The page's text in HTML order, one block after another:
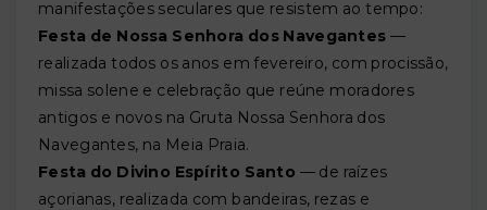
manifestações seculares que resistem ao tempo:
Festa de Nossa Senhora dos Navegantes —
realizada todos os anos em fevereiro, com procissão,
missa solene e celebração que reúne moradores
antigos e novos na Gruta Nossa Senhora dos
Navegantes, na Meia Praia.
Festa do Divino Espírito Santo — de raízes
açorianas, realizada com bandeiras, rezas e